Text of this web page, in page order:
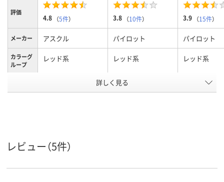
評価
4.8 （5件） 3.8 （10件） 3.9 （15件）
メーカー アスクル パイロット パイロット
カラーグ
ループ
レッド系 レッド系 レッド系
細字丸芯、細字 中字丸芯、中
インク種
類
アルコール系顔料イ
ンク
インク充
直液式 直液式 直液式
詳しく見る
レビュー（5件）